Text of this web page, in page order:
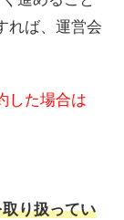
れば、運営会
した場合は
り扱ってい